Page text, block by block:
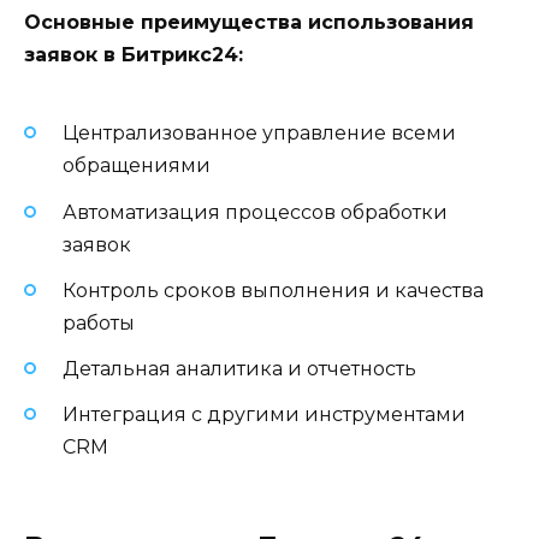
Основные преимущества использования
заявок в Битрикс24:
Централизованное управление всеми
обращениями
Автоматизация процессов обработки
заявок
Контроль сроков выполнения и качества
работы
Детальная аналитика и отчетность
Интеграция с другими инструментами
CRM